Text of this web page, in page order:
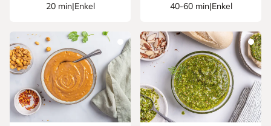
20 min|Enkel 40-60 min|Enkel